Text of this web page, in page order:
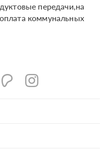
передачи,на
коммунальных